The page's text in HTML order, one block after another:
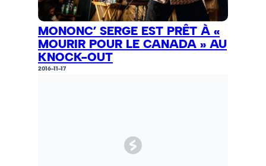
MONONC’ SERGE EST PRÊT À «
MOURIR POUR LE CANADA » AU
KNOCK-OUT
2016-11-17